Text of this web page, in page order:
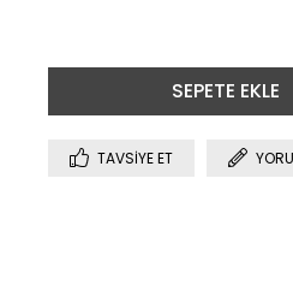
TAVSIYE ET